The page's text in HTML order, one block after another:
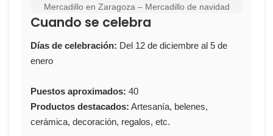
Mercadillo en Zaragoza – Mercadillo de navidad
Cuando se celebra
Días de celebración: Del 12 de diciembre al 5 de
enero
Puestos aproximados: 40
Productos destacados: Artesanía, belenes,
cerámica, decoración, regalos, etc.